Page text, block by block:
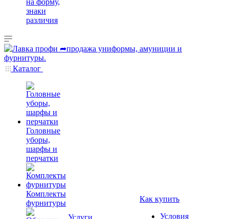
на форму,
знаки
различия
Каталог
Головные
уборы,
шарфы и
перчатки
Комплекты
фурнитуры
Услуги
Как купить
Условия